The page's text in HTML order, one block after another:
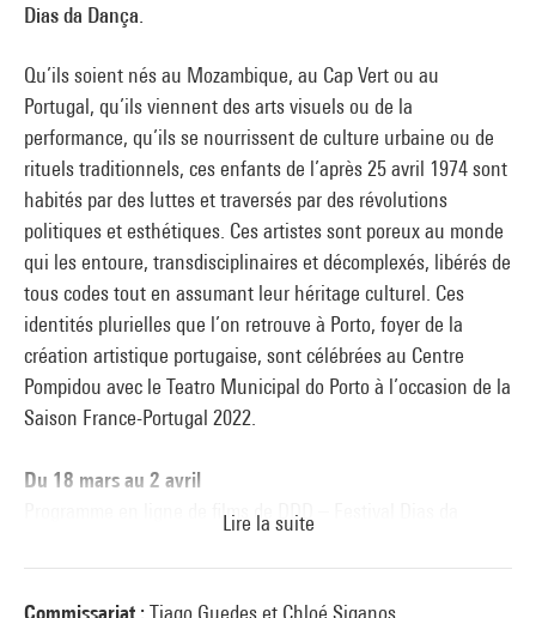
Dias da Dança.
Qu’ils soient nés au Mozambique, au Cap Vert ou au
Portugal, qu’ils viennent des arts visuels ou de la
performance, qu’ils se nourrissent de culture urbaine ou de
rituels traditionnels, ces enfants de l’après 25 avril 1974 sont
habités par des luttes et traversés par des révolutions
politiques et esthétiques. Ces artistes sont poreux au monde
qui les entoure, transdisciplinaires et décomplexés, libérés de
tous codes tout en assumant leur héritage culturel. Ces
identités plurielles que l’on retrouve à Porto, foyer de la
création artistique portugaise, sont célébrées au Centre
Pompidou avec le Teatro Municipal do Porto à l’occasion de la
Saison France-Portugal 2022.
Du 18 mars au 2 avril
Programme en ligne de films de DDD – Festival Dias da
Diffusion en ligne sur le site du Centre Pompidou de six
performances d'artistes et compagnies sélectionnées parmi
Lire la suite
Commissariat :Tiago Guedes et Chloé Siganos